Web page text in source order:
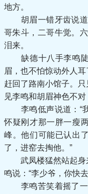
地方。
胡眉一错牙齿说道
哥朱斗，二哥牛觉。
泪来。
缺德十八手李鸣陡
眉，也不怕惊动外人
赶回了路南小馆子。
见李鸣和胡眉神色不对
李鸣低声说道：“我
怀疑刚才那一胖一瘦
峰。他们可能已认出
了，进窑去掏他。”
武凤楼猛然站起身
鸣说：“李少爷，你快
李鸣苦笑着摇了一